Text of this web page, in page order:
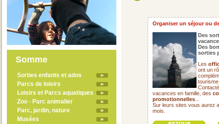
Somme
Sorties enfants et ados
Parcs de loisirs
Loisirs et Parcs aquatiques
Zoo - Parc animalier
Parc, jardin, nature
Musées
Organiser un séjour ou
Des
Des
sorties
Les
ont un
vacances en famille, des
promotionnelles
Sur leurs sites vous aurez
mois.